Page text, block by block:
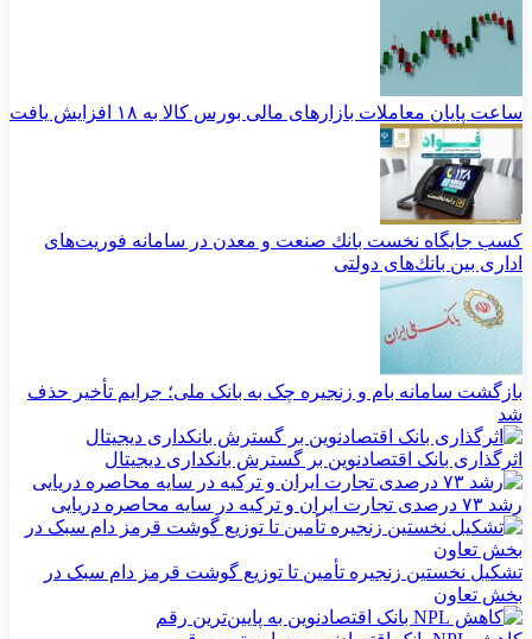
ساعت پایان معاملات بازارهای مالی بورس کالا به ۱۸ افزایش یافت
كسب جایگاه نخست بانك صنعت و معدن در سامانه فوریت‌های
اداری بین بانك‌های دولتی
بازگشت سامانه بام و زنجیره چک به بانک ملی؛ جرایم تأخیر حذف
شد
اثرگذاری بانک اقتصادنوین بر گسترش بانکداری دیجیتال
رشد ۷۳ درصدی تجارت ایران و ترکیه در سایه محاصره دریایی
تشکیل نخستین زنجیره تأمین تا توزیع گوشت قرمز دام سبک در
بخش تعاون